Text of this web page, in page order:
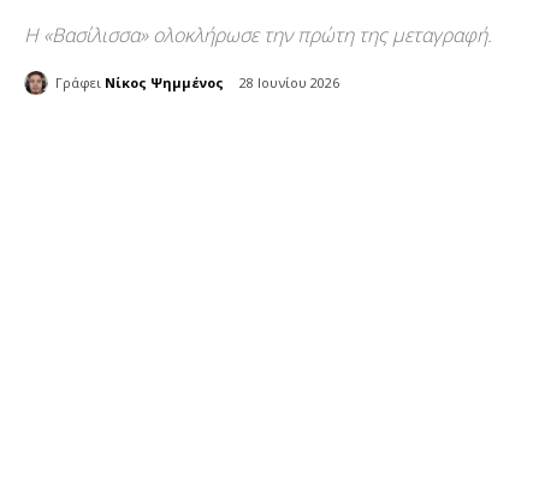
Η «Βασίλισσα» ολοκλήρωσε την πρώτη της μεταγραφή.
Γράφει Νίκος Ψημμένος 28 Ιουνίου 2026